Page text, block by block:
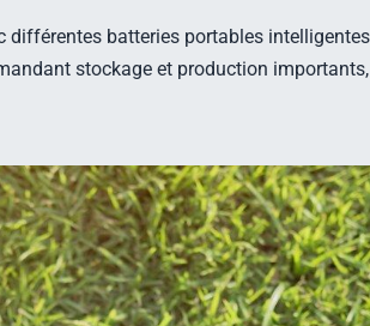
batteries portables
stockage et production